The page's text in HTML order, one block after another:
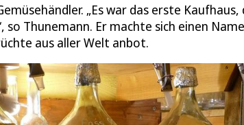
„Es war das erste Kaufhaus,
Thunemann. Er machte sich einen
aus aller Welt anbot.